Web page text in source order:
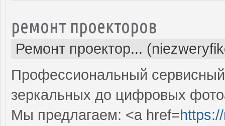
ремонт проекторов
Ремонт проектор...
Профессиональный
зеркальных до цифровых
Мы предлагаем: <a href=